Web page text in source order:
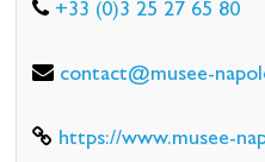
+33 (0)3 25 27 65 80
contact@musee-
https://www.musee-